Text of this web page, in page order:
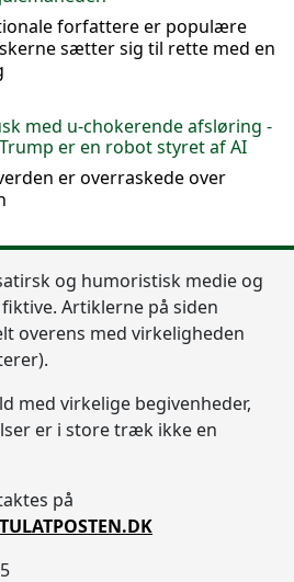
forfattere er populære
sætter sig til rette med en
med u-chokerende afsløring -
er en robot styret af AI
er overraskede over
og humoristisk medie og
Artiklerne på siden
overens med virkeligheden
med virkelige begivenheder,
er i store træk ikke en
på